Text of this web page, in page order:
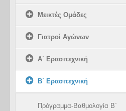
Μεικτές Ομάδες
Γιατροί Αγώνων
Α΄ Ερασιτεχνική
Β΄ Ερασιτεχνική
Πρόγραμμα-Βαθμολογία Β΄